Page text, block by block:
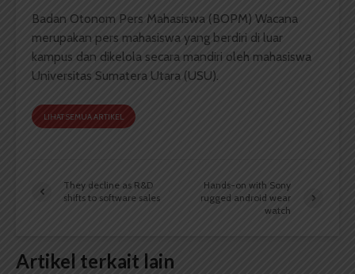
Badan Otonom Pers Mahasiswa (BOPM) Wacana
merupakan pers mahasiswa yang berdiri di luar
kampus dan dikelola secara mandiri oleh mahasiswa
Universitas Sumatera Utara (USU).
LIHAT SEMUA ARTIKEL
They decline as R&D
shifts to software sales
Hands-on with Sony
rugged android wear
watch
Artikel terkait lain